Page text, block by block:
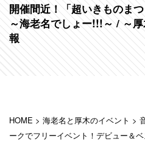
開催間近！「超いきものま
～海老名でしょー!!!～ / ～
報
HOME > 海老名と厚木のイベント >
ークでフリーイベント！デビュー＆